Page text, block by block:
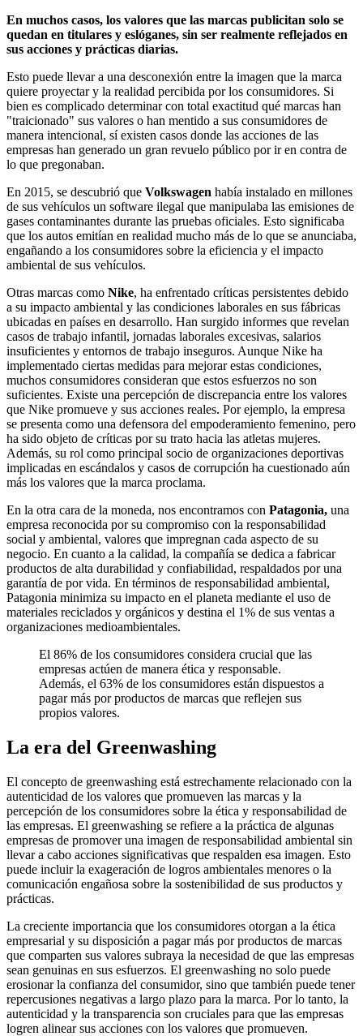
En muchos casos, los valores que las marcas publicitan solo se
quedan en titulares y eslóganes, sin ser realmente reflejados en
sus acciones y prácticas diarias.
Esto puede llevar a una desconexión entre la imagen que la marca
quiere proyectar y la realidad percibida por los consumidores. Si
bien es complicado determinar con total exactitud qué marcas han
"traicionado" sus valores o han mentido a sus consumidores de
manera intencional, sí existen casos donde las acciones de las
empresas han generado un gran revuelo público por ir en contra de
lo que pregonaban.
En 2015, se descubrió que Volkswagen había instalado en millones
de sus vehículos un software ilegal que manipulaba las emisiones de
gases contaminantes durante las pruebas oficiales. Esto significaba
que los autos emitían en realidad mucho más de lo que se anunciaba,
engañando a los consumidores sobre la eficiencia y el impacto
ambiental de sus vehículos.
Otras marcas como Nike, ha enfrentado críticas persistentes debido
a su impacto ambiental y las condiciones laborales en sus fábricas
ubicadas en países en desarrollo. Han surgido informes que revelan
casos de trabajo infantil, jornadas laborales excesivas, salarios
insuficientes y entornos de trabajo inseguros. Aunque Nike ha
implementado ciertas medidas para mejorar estas condiciones,
muchos consumidores consideran que estos esfuerzos no son
suficientes. Existe una percepción de discrepancia entre los valores
que Nike promueve y sus acciones reales. Por ejemplo, la empresa
se presenta como una defensora del empoderamiento femenino, pero
ha sido objeto de críticas por su trato hacia las atletas mujeres.
Además, su rol como principal socio de organizaciones deportivas
implicadas en escándalos y casos de corrupción ha cuestionado aún
más los valores que la marca proclama.
En la otra cara de la moneda, nos encontramos con Patagonia, una
empresa reconocida por su compromiso con la responsabilidad
social y ambiental, valores que impregnan cada aspecto de su
negocio. En cuanto a la calidad, la compañía se dedica a fabricar
productos de alta durabilidad y confiabilidad, respaldados por una
garantía de por vida. En términos de responsabilidad ambiental,
Patagonia minimiza su impacto en el planeta mediante el uso de
materiales reciclados y orgánicos y destina el 1% de sus ventas a
organizaciones medioambientales.
El 86% de los consumidores considera crucial que las
empresas actúen de manera ética y responsable.
Además, el 63% de los consumidores están dispuestos a
pagar más por productos de marcas que reflejen sus
propios valores.
La era del Greenwashing
El concepto de greenwashing está estrechamente relacionado con la
autenticidad de los valores que promueven las marcas y la
percepción de los consumidores sobre la ética y responsabilidad de
las empresas. El greenwashing se refiere a la práctica de algunas
empresas de promover una imagen de responsabilidad ambiental sin
llevar a cabo acciones significativas que respalden esa imagen. Esto
puede incluir la exageración de logros ambientales menores o la
comunicación engañosa sobre la sostenibilidad de sus productos y
prácticas.
La creciente importancia que los consumidores otorgan a la ética
empresarial y su disposición a pagar más por productos de marcas
que comparten sus valores subraya la necesidad de que las empresas
sean genuinas en sus esfuerzos. El greenwashing no solo puede
erosionar la confianza del consumidor, sino que también puede tener
repercusiones negativas a largo plazo para la marca. Por lo tanto, la
autenticidad y la transparencia son cruciales para que las empresas
logren alinear sus acciones con los valores que promueven.